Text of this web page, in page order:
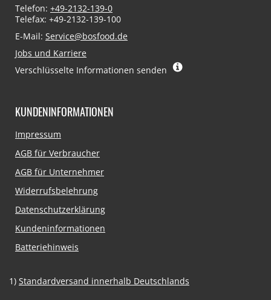
Telefon: +49-2132-139-0
Telefax: +49-2132-139-100
E-Mail: Service@bosfood.de
Jobs und Karriere
Verschlüsselte Informationen senden
KUNDENINFORMATIONEN
Navigation
Impressum
AGB für Verbraucher
AGB für Unternehmer
Widerrufsbelehrung
Datenschutzerklärung
Kundeninformationen
Batteriehinweis
1) Standardversand innerhalb Deutschlands